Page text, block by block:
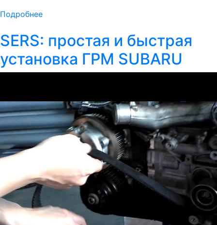
Подробнее
SERS: простая и быстрая
установка ГРМ SUBARU